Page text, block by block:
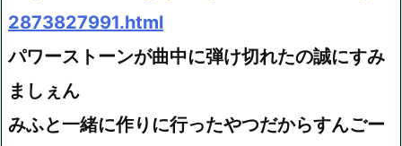
2873827991.html
パワーストーンが曲中に弾け切れたの誠にすみ
ましぇん
みふと一緒に作りに行ったやつだからすんごー